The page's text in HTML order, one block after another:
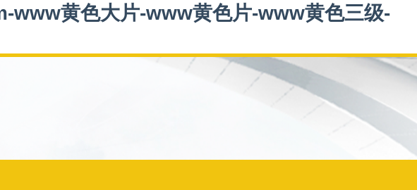
黄色大片-www黄色片-www黄色三级-